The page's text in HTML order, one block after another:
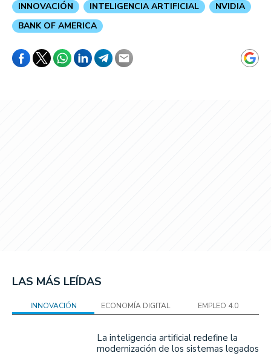
INNOVACIÓN INTELIGENCIA ARTIFICIAL
NVIDIA
BANK OF AMERICA
LAS MÁS LEÍDAS
INNOVACIÓN ECONOMÍA DIGITAL EMPLEO 4.0
La inteligencia artificial redefine la
modernización de los sistemas legados